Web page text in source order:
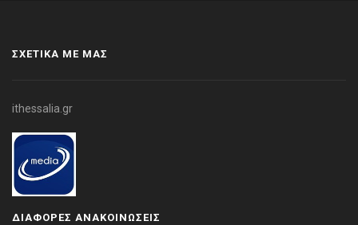
ΣΧΕΤΙΚΑ ΜΕ ΜΑΣ
ithessalia.gr
ΔΙΑΦΟΡΕΣ ΑΝΑΚΟΙΝΩΣΕΙΣ